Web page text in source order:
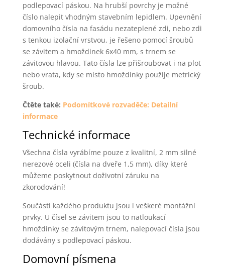
podlepovací páskou. Na hrubší povrchy je možné
číslo nalepit vhodným stavebním lepidlem. Upevnění
domovního čísla na fasádu nezateplené zdi, nebo zdi
s tenkou izolační vrstvou, je řešeno pomocí šroubů
se závitem a hmoždinek 6x40 mm, s trnem se
závitovou hlavou. Tato čísla lze přišroubovat i na plot
nebo vrata, kdy se místo hmoždinky použije metrický
šroub.
Čtěte také: Podomítkové rozvaděče: Detailní
informace
Technické informace
Všechna čísla vyrábíme pouze z kvalitní, 2 mm silné
nerezové oceli (čísla na dveře 1,5 mm), díky které
můžeme poskytnout doživotní záruku na
zkorodování!
Součástí každého produktu jsou i veškeré montážní
prvky. U čísel se závitem jsou to natloukací
hmoždinky se závitovým trnem, nalepovací čísla jsou
dodávány s podlepovací páskou.
Domovní písmena